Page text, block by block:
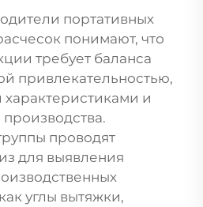
портативных
понимают, что
требует баланса
привлекательностью,
и
проводят
для выявления
углы вытяжки,